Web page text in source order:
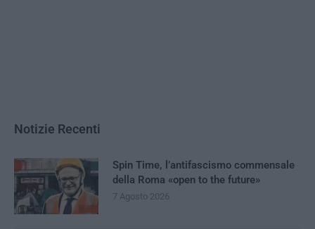
Notizie Recenti
Spin Time, l’antifascismo commensale
della Roma «open to the future»
7 Agosto 2026